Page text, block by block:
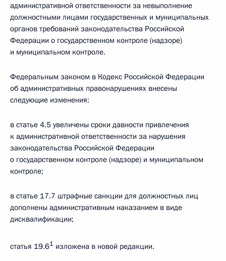
административной ответственности за невыполнение
должностными лицами государственных и муниципальных
органов требований законодательства Российской
Федерации о государственном контроле (надзоре)
и муниципальном контроле.
Федеральным законом в Кодекс Российской Федерации
об административных правонарушениях внесены
следующие изменения:
в статье 4.5 увеличены сроки давности привлечения
к административной ответственности за нарушения
законодательства Российской Федерации
о государственном контроле (надзоре) и муниципальном
контроле;
в статье 17.7 штрафные санкции для должностных лиц
дополнены административным наказанием в виде
дисквалификации;
статья 19.61 изложена в новой редакции.